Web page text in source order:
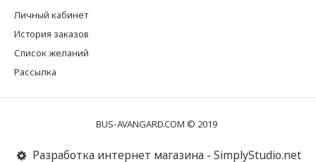
Личный кабинет
История заказов
Список желаний
Рассылка
BUS-AVANGARD.COM © 2019
Разработка интернет магазина - SimplyStudio.net